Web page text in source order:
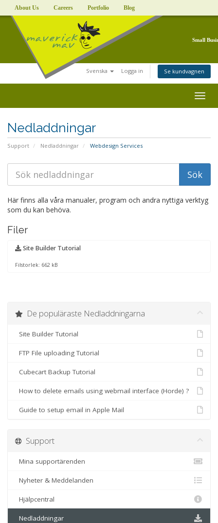
About Us Careers Portfolio Blog
Small
Svenska Logga in Se kundvagnen
Nedladdningar
Support Nedladdningar Webdesign Services
Här finns alla våra manualer, program och andra nyttiga verktyg
som du kan behöva.
Filer
Site Builder Tutorial
Filstorlek: 662 kB
De populäraste Nedladdningarna
Site Builder Tutorial
FTP File uploading Tutorial
Cubecart Backup Tutorial
How to delete emails using webmail interface (Horde) ?
Guide to setup email in Apple Mail
Support
Mina supportärenden
Nyheter & Meddelanden
Hjälpcentral
Nedladdningar